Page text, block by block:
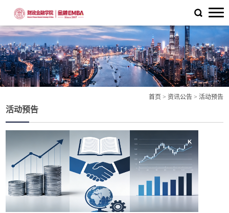
首页 > 资讯公告> 活动预告
活动预告